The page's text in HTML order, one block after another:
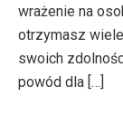
wrażenie na
otrzymasz
swoich
powód dla […]